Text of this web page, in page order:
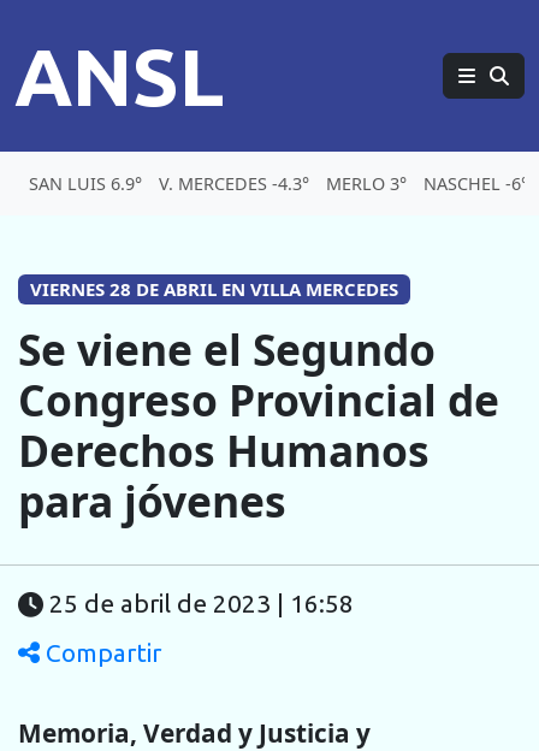
ANSL
SAN LUIS 6.9° V. MERCEDES -4.3° MERLO 3° NASCHEL -6°
VIERNES 28 DE ABRIL EN VILLA MERCEDES
Se viene el Segundo
Congreso Provincial de
Derechos Humanos
para jóvenes
25 de abril de 2023 | 16:58
Compartir
Memoria, Verdad y Justicia y